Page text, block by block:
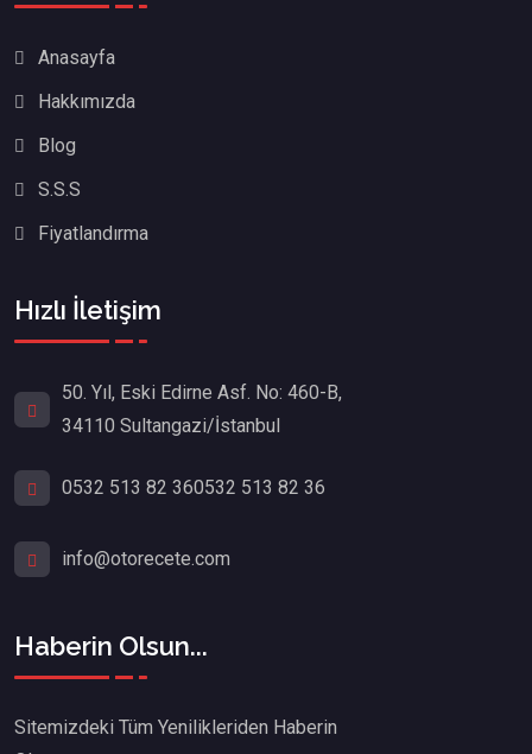
Anasayfa
Hakkımızda
Blog
S.S.S
Fiyatlandırma
Hızlı İletişim
50. Yıl, Eski Edirne Asf. No: 460-B,
34110 Sultangazi/İstanbul
0532 513 82 360532 513 82 36
info@otorecete.com
Haberin Olsun...
Sitemizdeki Tüm Yenilikleriden Haberin